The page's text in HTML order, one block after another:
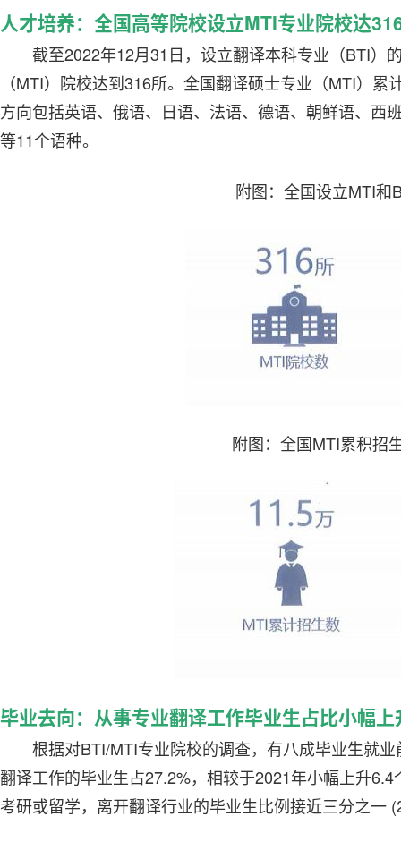
人才培养：全国高等院校设立MTI专业院校达
截至2022年12月31日，设立翻译本科专业（BTI）
（MTI）院校达到316所。全国翻译硕士专业（MTI）
方向包括英语、俄语、日语、法语、德语、朝鲜语、西
等11个语种。
附图：全国设立MTI和
附图：全国MTI累积招
毕业去向：从事专业翻译工作毕业生占比小幅
根据对BTI/MTI专业院校的调查，有八成毕业生就
翻译工作的毕业生占27.2%，相较于2021年小幅上升
考研或留学，离开翻译行业的毕业生比例接近三分之一